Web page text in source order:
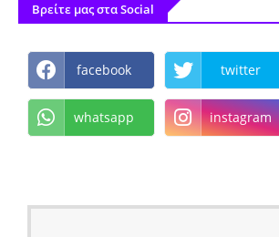
Βρείτε μας στα Social
facebook twitter
whatsapp instagram